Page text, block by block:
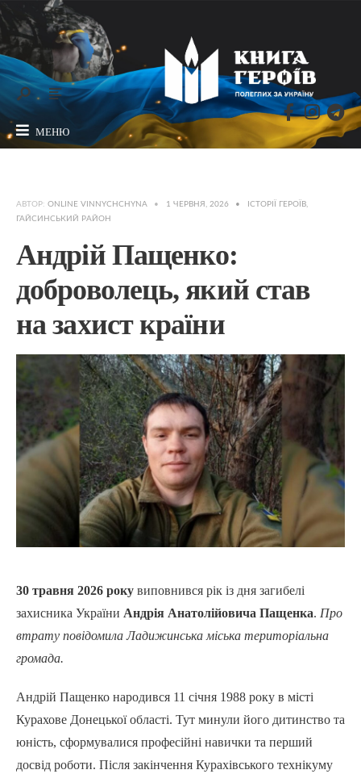
МЕНЮ
АВТОР: ONLINE VINNYCHCHYNA • 1 ЧЕРВНЯ, 2026 • ІСТОРІЇ ГЕРОЇВ,
ГАЙСИНСЬКИЙ РАЙОН
Андрій Пащенко:
доброволець, який став
на захист країни
30 травня 2026 року виповнився рік із дня загибелі
захисника України Андрія Анатолійовича Пащенка. Про
втрату повідомила Ладижинська міська територіальна
громада.
Андрій Пащенко народився 11 січня 1988 року в місті
Курахове Донецької області. Тут минули його дитинство та
юність, сформувалися професійні навички та перший
досвід роботи. Після закінчення Курахівського технікуму